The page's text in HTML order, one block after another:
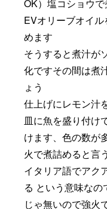
OK）塩コショウ
EVオリーブオイ
めます
そうすると煮汁が
化ですその間は煮
ょう
仕上げにレモン汁
皿に魚を盛り付け
けます、色の数が
火で煮詰めると言
イタリア語でアク
る という意味な
じゃ無いので強火